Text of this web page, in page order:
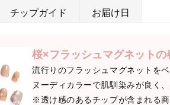
チップガイド お届け日
桜×フラッシュマグネットの
流行りのフラッシュマグネットを
ヌーディカラーで肌馴染みが良く
※透け感のあるチップが含まれる